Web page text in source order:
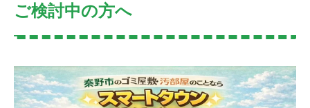
ご検討中の方へ